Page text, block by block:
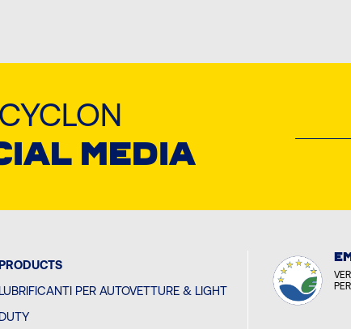
MEDIA
LUBRIFICANTI PER AUTOVETTURE & LIGHT
DUTY